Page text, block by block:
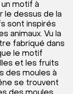
un motif à
le dessus de la
sont inspirés
animaux. Vu la
fabriqué dans
le motif
et les fruits
des moules à
se trouvent